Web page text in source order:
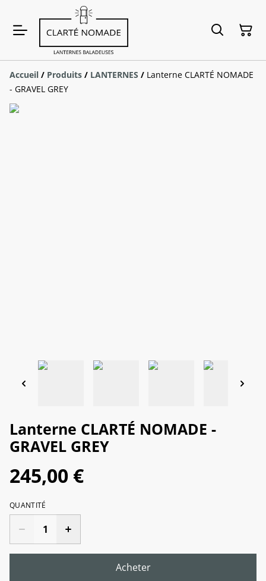
Accueil / Produits / LANTERNES / Lanterne CLARTÉ NOMADE
- GRAVEL GREY
Lanterne CLARTÉ NOMADE -
GRAVEL GREY
245,00 €
QUANTITÉ
Acheter